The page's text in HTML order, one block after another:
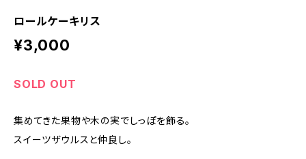
ロールケーキリス
¥3,000
SOLD OUT
集めてきた果物や木の実でしっぽを飾る。
スイーツザウルスと仲良し。